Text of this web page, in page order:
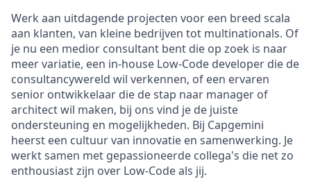
Werk aan uitdagende projecten voor een breed scala
aan klanten, van kleine bedrijven tot multinationals. Of
je nu een medior consultant bent die op zoek is naar
meer variatie, een in-house Low-Code developer die de
consultancywereld wil verkennen, of een ervaren
senior ontwikkelaar die de stap naar manager of
architect wil maken, bij ons vind je de juiste
ondersteuning en mogelijkheden. Bij Capgemini
heerst een cultuur van innovatie en samenwerking. Je
werkt samen met gepassioneerde collega's die net zo
enthousiast zijn over Low-Code als jij.